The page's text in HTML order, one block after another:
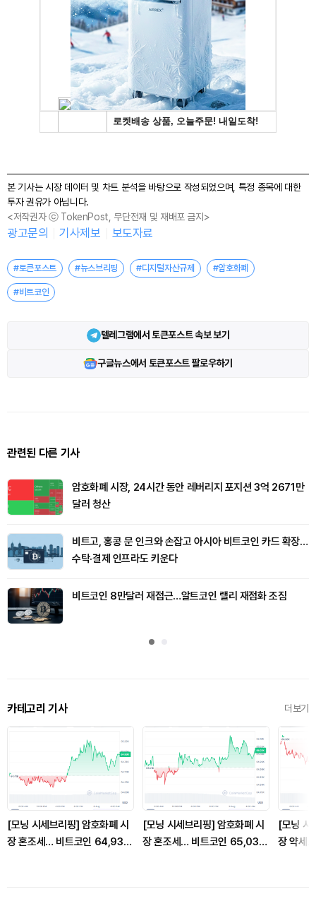
본 기사는 시장 데이터 및 차트 분석을 바탕으로 작성되었으며, 특정 종목에 대한
투자 권유가 아닙니다.
<저작권자 ⓒ TokenPost, 무단전재 및 재배포 금지>
광고문의 기사제보 보도자료
#토큰포스트 #뉴스브리핑 #디지털자산규제 #암호화폐
#비트코인
텔레그램에서 토큰포스트 속보 보기
구글뉴스에서 토큰포스트 팔로우하기
관련된 다른 기사
암호화폐 시장, 24시간 동안 레버리지 포지션 3억 2671만
달러 청산
비트고, 홍콩 문 인크와 손잡고 아시아 비트코인 카드 확장…
수탁·결제 인프라도 키운다
비트코인 8만달러 재접근…알트코인 랠리 재점화 조짐
카테고리 기사 더보기
[모닝 시세브리핑] 암호화폐 시
장 혼조세… 비트코인 64,930
[모닝 시세브리핑] 암호화폐 시
장 혼조세… 비트코인 65,032
[모닝 시
장 약세